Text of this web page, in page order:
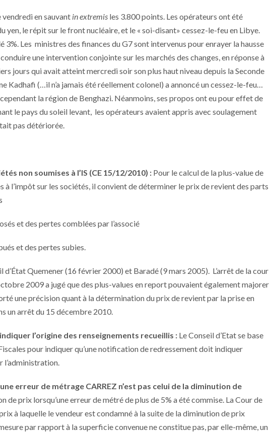
vendredi en sauvant in extremis les 3.800 points. Les opérateurs ont été
yen, le répit sur le front nucléaire, et le « soi-disant» cessez-le-feu en Libye.
3%. Les ministres des finances du G7 sont intervenus pour enrayer la hausse
une intervention conjointe sur les marchés des changes, en réponse à
jours qui avait atteint mercredi soir son plus haut niveau depuis la Seconde
Kadhafi (…il n’a jamais été réellement colonel) a annoncé un cessez-le-feu…
la région de Benghazi. Néanmoins, ses propos ont eu pour effet de
le pays du soleil levant, les opérateurs avaient appris avec soulagement
pas détériorée.
non soumises à l’IS (CE 15/12/2010) : Pour le calcul de la plus-value de
à l’impôt sur les sociétés, il convient de déterminer le prix de revient des parts
des pertes comblées par l’associé
et des pertes subies.
Quemener (16 février 2000) et Baradé (9 mars 2005). L’arrêt de la cour
2009 a jugé que des plus-values en report pouvaient également majorer
une précision quant à la détermination du prix de revient par la prise en
un arrêt du 15 décembre 2010.
l’origine des renseignements recueillis : Le Conseil d’Etat se base
pour indiquer qu’une notification de redressement doit indiquer
l’administration.
erreur de métrage CARREZ n’est pas celui de la diminution de
de prix lorsqu’une erreur de métré de plus de 5% a été commise. La Cour de
à laquelle le vendeur est condamné à la suite de la diminution de prix
par rapport à la superficie convenue ne constitue pas, par elle-même, un